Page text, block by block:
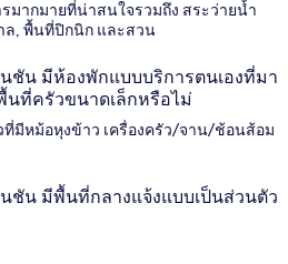
มากมายที่น่าสนใจรวมถึง สระว่ายน้ำ
ล, พื้นที่ปิกนิก และสวน
ชัน มีห้องพักแบบบริการตนเองที่มา
ที่ครัวขนาดเล็กหรือไม่
มีหม้อหุงข้าว เครื่องครัว/จาน/ช้อนส้อม
ชัน มีพื้นที่กลางแจ้งแบบเป็นส่วนตัว